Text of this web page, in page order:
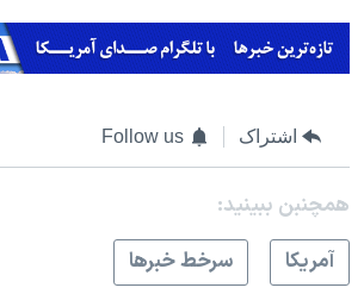
اشتراک Follow us
همچنبن ببینید:
آمريکا
سرخط خبرها